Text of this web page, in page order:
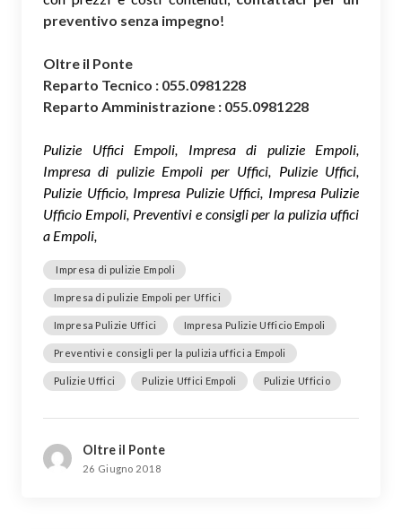
preventivo senza impegno!
Oltre il Ponte
Reparto Tecnico : 055.0981228
Reparto Amministrazione : 055.0981228
Pulizie Uffici Empoli, Impresa di pulizie Empoli,
Impresa di pulizie Empoli per Uffici, Pulizie Uffici,
Pulizie Ufficio, Impresa Pulizie Uffici, Impresa Pulizie
Ufficio Empoli, Preventivi e consigli per la pulizia uffici
a Empoli,
Impresa di pulizie Empoli
Impresa di pulizie Empoli per Uffici
Impresa Pulizie Uffici Impresa Pulizie Ufficio Empoli
Preventivi e consigli per la pulizia uffici a Empoli
Pulizie Uffici Pulizie Uffici Empoli Pulizie Ufficio
Oltre il Ponte
26 Giugno 2018